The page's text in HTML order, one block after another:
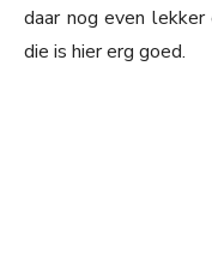
daar nog even
die is hier erg goed.